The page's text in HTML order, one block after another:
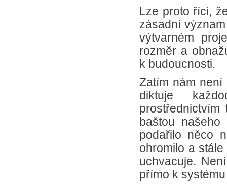
Lze proto říci,
zásadní
výtvarném
rozměr a
k budoucnosti.
Zatím nám není
diktuje
baštou
podařilo něco
ohromilo a
uchvacuje.
přímo k